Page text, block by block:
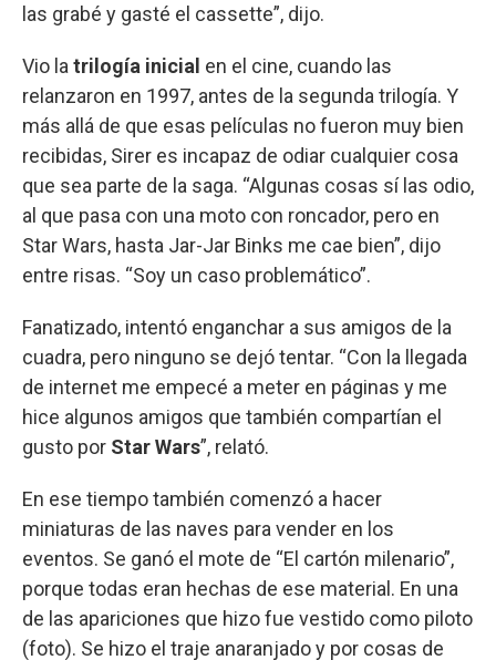
las grabé y gasté el cassette”, dijo.
Vio latrilogía inicial en el cine, cuando las
relanzaron en 1997, antes de la segunda trilogía. Y
más allá de que esas películas no fueron muy bien
recibidas, Sirer es incapaz de odiar cualquier cosa
que sea parte de la saga. “Algunas cosas sí las odio,
al que pasa con una moto con roncador, pero en
Star Wars, hasta Jar-Jar Binks me cae bien”, dijo
entre risas. “Soy un caso problemático”.
Fanatizado, intentó enganchar a sus amigos de la
cuadra, pero ninguno se dejó tentar. “Con la llegada
de internet me empecé a meter en páginas y me
hice algunos amigos que también compartían el
gusto por Star Wars”, relató.
En ese tiempo también comenzó a hacer
miniaturas de las naves para vender en los
eventos. Se ganó el mote de “El cartón milenario”,
porque todas eran hechas de ese material. En una
de las apariciones que hizo fue vestido como piloto
(foto). Se hizo el traje anaranjado y por cosas de